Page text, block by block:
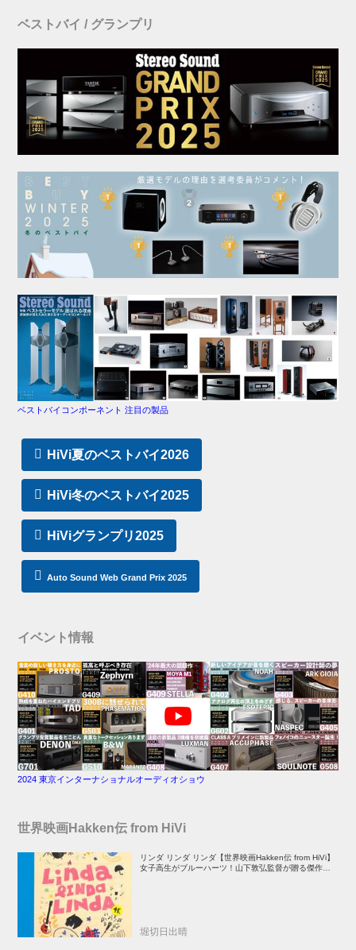
ベストバイ / グランプリ
ベストバイコンポーネント 注目の製品
HiVi夏のベストバイ2026
HiVi冬のベストバイ2025
HiViグランプリ2025
Auto Sound Web Grand Prix 2025
イベント情報
2024 東京インターナショナルオーディオショウ
世界映画Hakken伝 from HiVi
リンダ リンダ リンダ【世界映画Hakken伝 from HiVi】
女子高生がブルーハーツ！山下敦弘監督が贈る傑作青春
堀切日出晴